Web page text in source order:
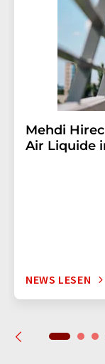
Mehdi
Air Liquide
NEWS LESEN